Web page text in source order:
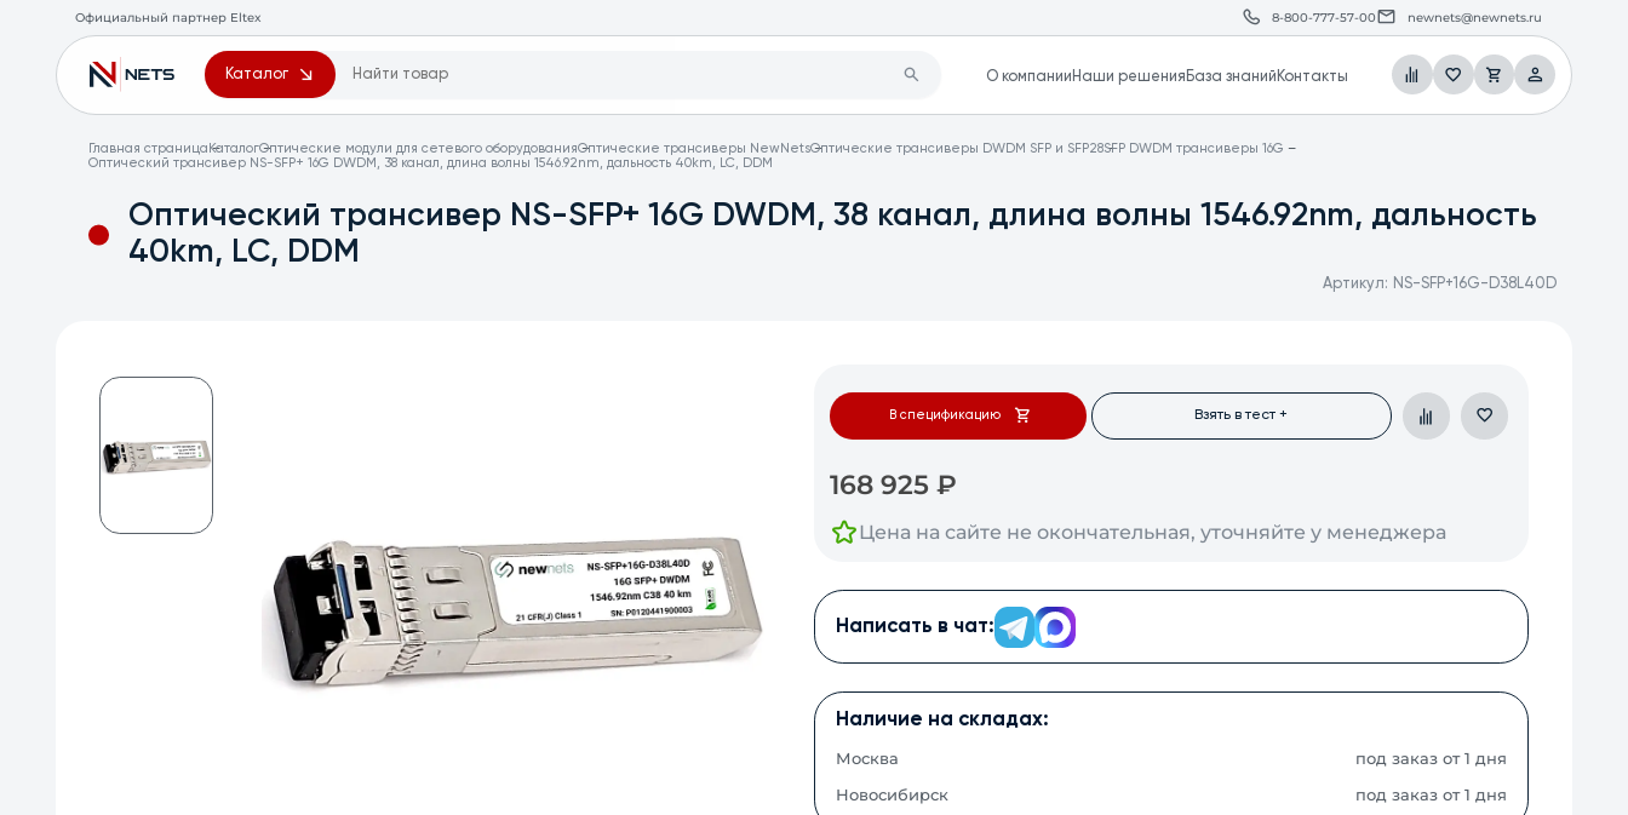
Официальный партнер Eltex 8-800-777-57-00 newnets@newnets.ru
Каталог О компании Наши решения База знаний Контакты
Главная страницаКаталогОптические модули для сетевого оборудованияОптические трансиверы NewNetsОптические трансиверы DWDM SFP и SFP28SFP DWDM трансиверы 16G
Оптический трансивер NS-SFP+ 16G DWDM, 38 канал, длина волны 1546.92nm, дальность 40km, LC, DDM
Оптический трансивер NS-SFP+ 16G DWDM, 38 канал, длина волны 1546.92nm, дальность
40km, LC, DDM
Артикул: NS-SFP+16G-D38L40D
В спецификацию Взять в тест +
168 925 ₽
Цена на сайте не окончательная, уточняйте у менеджера
Написать в чат:
Наличие на складах:
Москва
под заказ от 1 дня
Новосибирск
под заказ от 1 дня